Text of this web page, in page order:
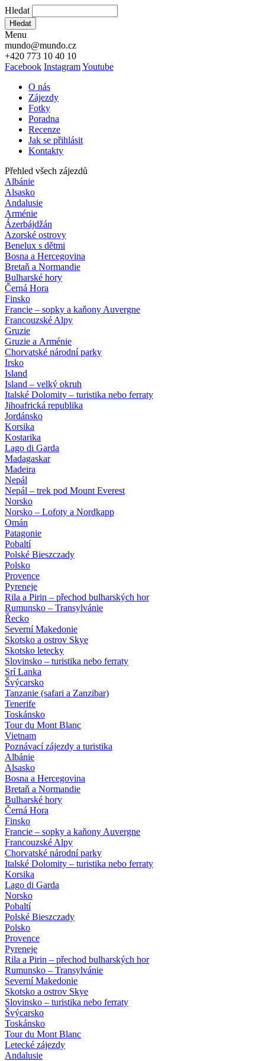
Hledat
Hledat
Menu
mundo@mundo.cz
+420 773 10 40 10
Facebook InstagramYoutube
O nás
Zájezdy
Fotky
Poradna
Recenze
Jak se přihlásit
Kontakty
Přehled všech zájezdů
Albánie
Alsasko
Andalusie
Arménie
Ázerbájdžán
Azorské ostrovy
Benelux s dětmi
Bosna a Hercegovina
Bretaň a Normandie
Bulharské hory
Černá Hora
Finsko
Francie – sopky a kaňony Auvergne
Francouzské Alpy
Gruzie
Gruzie a Arménie
Chorvatské národní parky
Irsko
Island
Island – velký okruh
Italské Dolomity – turistika nebo ferraty
Jihoafrická republika
Jordánsko
Korsika
Kostarika
Lago di Garda
Madagaskar
Madeira
Nepál
Nepál – trek pod Mount Everest
Norsko
Norsko – Lofoty a Nordkapp
Omán
Patagonie
Pobaltí
Polské Bieszczady
Polsko
Provence
Pyreneje
Rila a Pirin – přechod bulharských hor
Rumunsko – Transylvánie
Řecko
Severní Makedonie
Skotsko a ostrov Skye
Skotsko letecky
Slovinsko – turistika nebo ferraty
Srí Lanka
Švýcarsko
Tanzanie (safari a Zanzibar)
Tenerife
Toskánsko
Tour du Mont Blanc
Vietnam
Poznávací zájezdy a turistika
Albánie
Alsasko
Bosna a Hercegovina
Bretaň a Normandie
Bulharské hory
Černá Hora
Finsko
Francie – sopky a kaňony Auvergne
Francouzské Alpy
Chorvatské národní parky
Italské Dolomity – turistika nebo ferraty
Korsika
Lago di Garda
Norsko
Pobaltí
Polské Bieszczady
Polsko
Provence
Pyreneje
Rila a Pirin – přechod bulharských hor
Rumunsko – Transylvánie
Severní Makedonie
Skotsko a ostrov Skye
Slovinsko – turistika nebo ferraty
Švýcarsko
Toskánsko
Tour du Mont Blanc
Letecké zájezdy
Andalusie